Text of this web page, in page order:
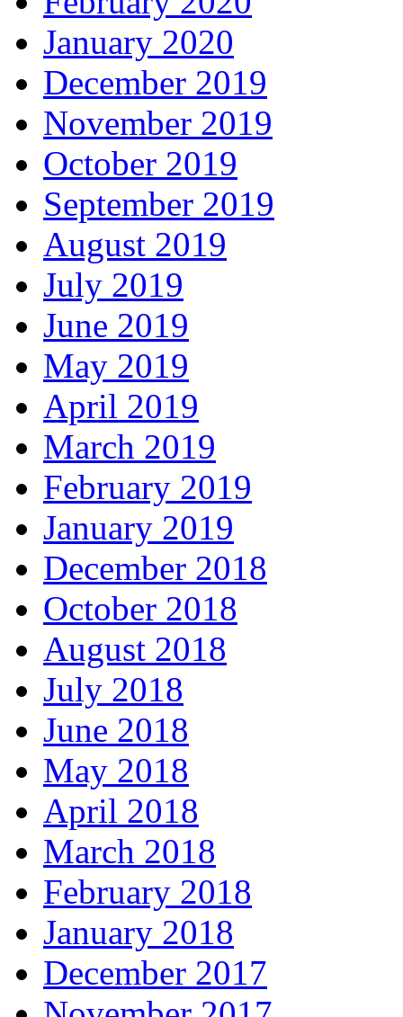
January 2020
December 2019
November 2019
October 2019
September 2019
August 2019
July 2019
June 2019
May 2019
April 2019
March 2019
February 2019
January 2019
December 2018
October 2018
August 2018
July 2018
June 2018
May 2018
April 2018
March 2018
February 2018
January 2018
December 2017